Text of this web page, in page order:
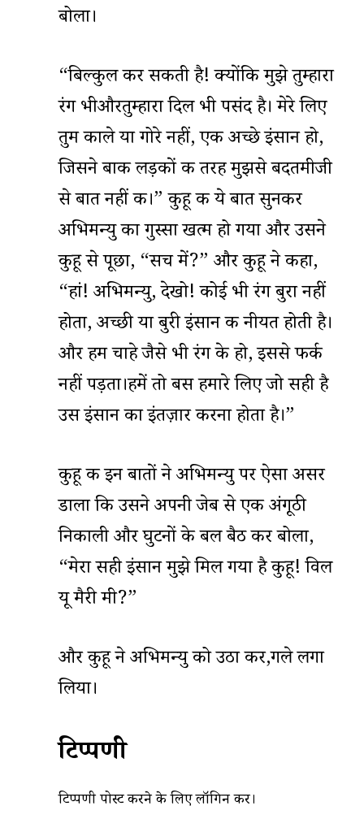
बोला।
“बिल्कुल कर सकती है! क्योंकि मुझे तुम्हारा
रंग भीऔरतुम्हारा दिल भी पसंद है। मेरे लिए
तुम काले या गोरे नहीं, एक अच्छे इंसान हो,
जिसने बाकी लड़कों की तरह मुझसे बदतमीजी
से बात नहीं की।” कुहू की ये बात सुनकर
अभिमन्यु का गुस्सा खत्म हो गया और उसने
कुहू से पूछा, “सच में?” और कुहू ने कहा,
“हां! अभिमन्यु, देखो! कोई भी रंग बुरा नहीं
होता, अच्छी या बुरी इंसान की नीयत होती है।
और हम चाहे जैसे भी रंग के हो, इससे फर्क
नहीं पड़ता।हमें तो बस हमारे लिए जो सही है
उस इंसान का इंतज़ार करना होता है।”
कुहू की इन बातों ने अभिमन्यु पर ऐसा असर
डाला कि उसने अपनी जेब से एक अंगूठी
निकाली और घुटनों के बल बैठ कर बोला,
“मेरा सही इंसान मुझे मिल गया है कुहू! विल
यू मैरी मी?”
और कुहू ने अभिमन्यु को उठा कर,गले लगा
लिया।
टिप्पणी
टिप्पणी पोस्ट करने के लिएलॉगिनकरें।